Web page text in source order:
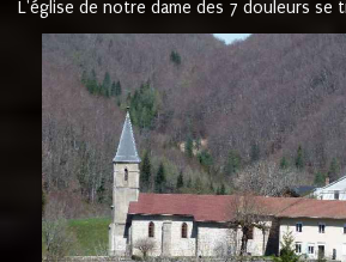
L'église de notre dame des 7 douleurs se